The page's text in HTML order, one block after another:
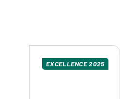
EXCELLENCE 2025